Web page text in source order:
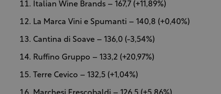
Italian Wine Brands – 167,7 (+11,89%)
La Marca Vini e Spumanti – 140,8 (+0,40%)
Cantina di Soave – 136,0 (-3,54%)
Ruffino Gruppo – 133,2 (+20,97%)
Terre Cevico – 132,5 (+1,04%)